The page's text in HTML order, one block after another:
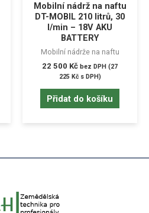
Mobilní nádrž na naftu
DT-MOBIL 210 litrů, 30
l/min – 18V AKU
BATTERY
Mobilní nádrže na naftu
22 500 Kč bez DPH (27
225 Kčs DPH)
Přidat do košíku